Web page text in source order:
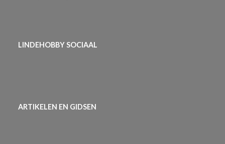
LINDEHOBBY SOCIAAL
ARTIKELEN EN GIDSEN